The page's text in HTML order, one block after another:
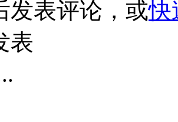
发表评论，或快
表